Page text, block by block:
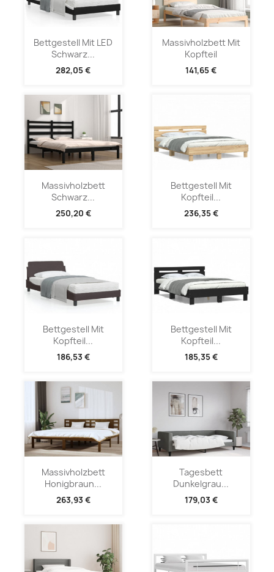
Bettgestell Mit LED
Schwarz...
282,05 €
Massivholzbett Mit
Kopfteil
141,65 €
Massivholzbett
Schwarz...
250,20 €
Bettgestell Mit
Kopfteil...
236,35 €
Bettgestell Mit
Kopfteil...
186,53 €
Bettgestell Mit
Kopfteil...
185,35 €
Massivholzbett
Honigbraun...
263,93 €
Tagesbett
Dunkelgrau...
179,03 €